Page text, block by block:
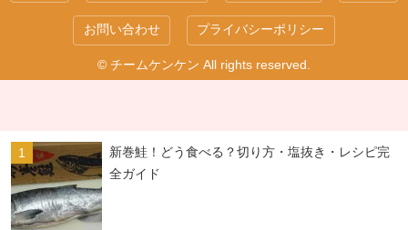
お問い合わせ プライバシーポリシー
© チームケンケン All rights reserved.
新巻鮭！どう食べる？切り方・塩抜き・レシピ完
全ガイド